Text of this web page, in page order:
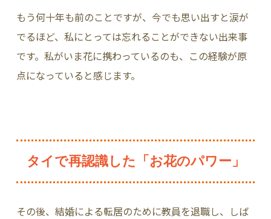
もう何十年も前のことですが、今でも思い出すと涙が
でるほど、私にとっては忘れることができない出来事
です。私がいま花に携わっているのも、この経験が原
点になっていると感じます。
タイで再認識した「お花のパワー」
その後、結婚による転居のために教員を退職し、しば